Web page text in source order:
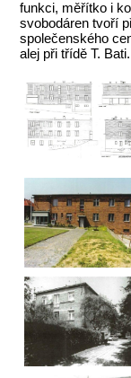
funkci, měřítko i
svobodáren tvoří
společenského
alej při třídě T. Bati.